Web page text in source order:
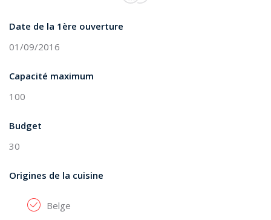
Date de la 1ère ouverture
01/09/2016
Capacité maximum
100
Budget
30
Origines de la cuisine
Belge